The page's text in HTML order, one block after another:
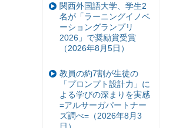
関西外国語大学、学生2
名が「ラーニングイノベ
ーショングランプリ
2026」で奨励賞受賞
（2026年8月5日）
教員の約7割が生徒の
「プロンプト設計力」に
よる学びの深まりを実感
=アルサーガパートナー
ズ調べ=（2026年8月3
日）